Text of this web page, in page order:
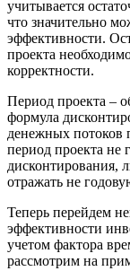
учитывается
что значительно
эффективности.
проекта
корректности.
Период проекта –
формула
денежных потоков
период проекта не
дисконтирования,
отражать не
Теперь перейдем
эффективности
учетом фактора
рассмотрим на